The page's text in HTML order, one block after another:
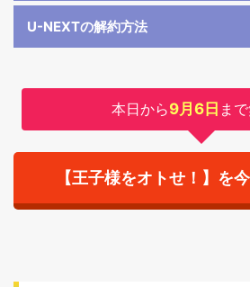
U-NEXTの解約方法
本日から9月6日 ま
【王子様をオトせ！】を